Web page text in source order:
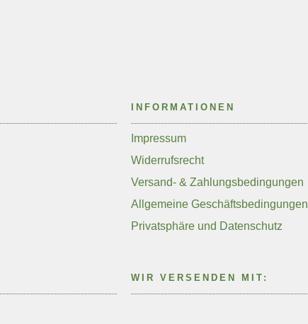
INFORMATIONEN
Impressum
Widerrufsrecht
Versand- & Zahlungsbedingungen
Allgemeine Geschäftsbedingungen
Privatsphäre und Datenschutz
WIR VERSENDEN MIT: